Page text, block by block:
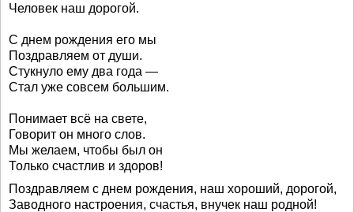
Человек наш дорогой.
С днем рождения его мы
Поздравляем от души.
Стукнуло ему два года —
Стал уже совсем большим.
Понимает всё на свете,
Говорит он много слов.
Мы желаем, чтобы был он
Только счастлив и здоров!
Поздравляем с днем рождения, наш хороший, дорогой,
Заводного настроения, счастья, внучек наш родной!